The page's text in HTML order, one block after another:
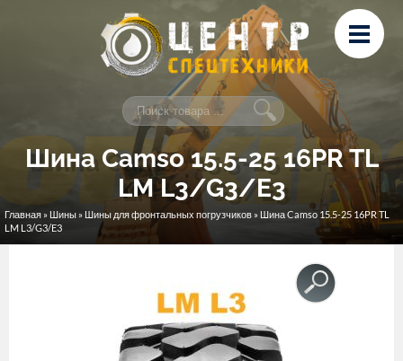
Перейти к основному содержанию
Лизинг
Сервис и ремонт
Контакты
Шина Camso 15.5-25 16PR TL
LM L3/G3/E3
Вы здесь
Главная » Шины » Шины для фронтальных погрузчиков » Шина Camso 15.5-25 16PR TL
LM L3/G3/E3